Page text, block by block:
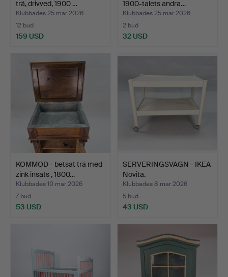
trä, drivved, 1900 …
Klubbades 25 mar 2026
12 bud
159 USD
1900-talets andra…
Klubbades 25 mar 2026
2 bud
32 USD
KOMMOD - betsat trä med
zink insats , 1800…
Klubbades 10 mar 2026
7 bud
53 USD
SERVERINGSVAGN - IKEA
Novita.
Klubbades 8 mar 2026
5 bud
43 USD